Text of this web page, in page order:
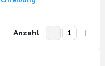
Anzahl